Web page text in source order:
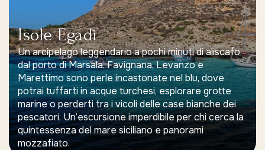
Isole Egadi
Un arcipelago leggendario a pochi minuti di aliscafo
dal porto di Marsala. Favignana, Levanzo e
Marettimo sono perle incastonate nel blu, dove
potrai tuffarti in acque turchesi, esplorare grotte
marine o perderti tra i vicoli delle case bianche dei
pescatori. Un’escursione imperdibile per chi cerca la
quintessenza del mare siciliano e panorami
mozzafiato.